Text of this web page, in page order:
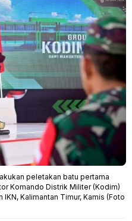
peletakan batu pertama
Komando Distrik Militer (Kodim)
IKN, Kalimantan Timur, Kamis (Foto